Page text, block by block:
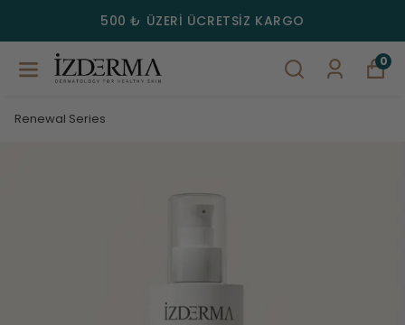
KARGO
YAZ FIRSATI: TEMMUZ
SERİMİZDE SEÇTİĞİNİZ
0
Renewal Series